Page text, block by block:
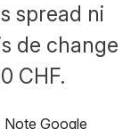
spread ni
de change
CHF.